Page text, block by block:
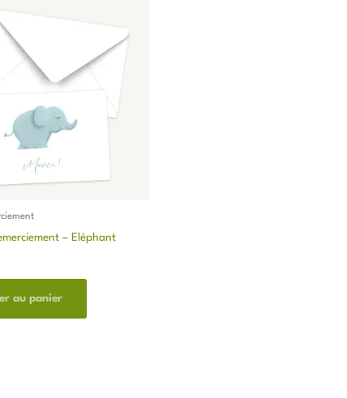
– Eléphant
au panier